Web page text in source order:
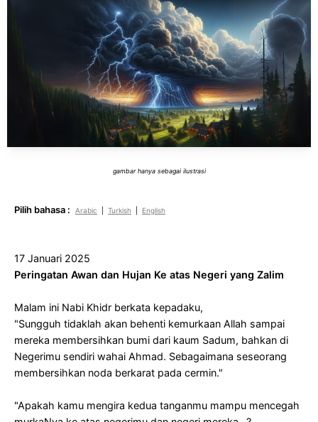
gambar hanya sebagai ilustrasi
Pilih bahasa : Arabic Turkish English
17 Januari 2025
Peringatan Awan dan Hujan Ke atas Negeri yang Zalim
Malam ini Nabi Khidr berkata kepadaku,
"Sungguh tidaklah akan behenti kemurkaan Allah sampai
mereka membersihkan bumi dari kaum Sadum, bahkan di
Negerimu sendiri wahai Ahmad. Sebagaimana seseorang
membersihkan noda berkarat pada cermin."
"Apakah kamu mengira kedua tanganmu mampu mencegah